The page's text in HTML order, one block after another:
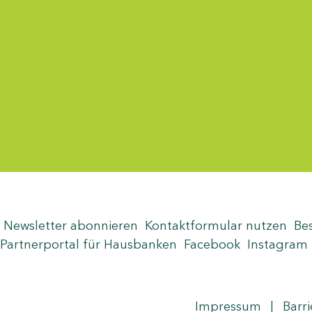
Newsletter abonnieren Kontaktformular nutzen
Partnerportal für Hausbanken Facebook Instagram
Impressum